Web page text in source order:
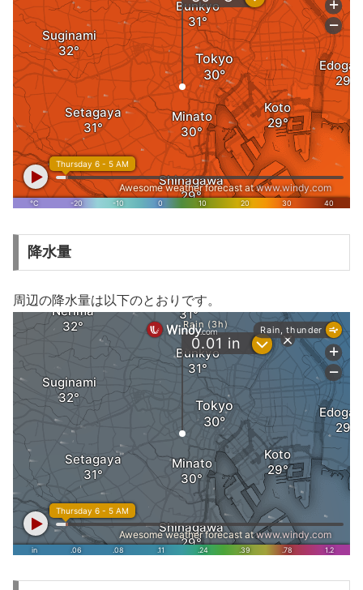
降水量
周辺の降水量は以下のとおりです。